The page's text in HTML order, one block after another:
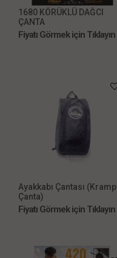
1680 KÖRÜKLÜ DAĞCI
ÇANTA
Fiyatı Görmek için Tıklayın
Ayakkabı Çantası
Çanta)
Fiyatı Görmek için Tıklayın